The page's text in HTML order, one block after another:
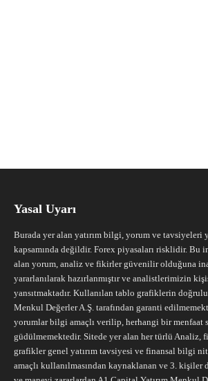
Yasal Uyarı
Burada yer alan yatırım bilgi, yorum ve tavsiyeleri
kapsamında değildir. Forex piyasaları risklidir. Bu
alan yorum, analiz ve fikirler güvenilir olduğuna
yararlanılarak hazırlanmıştır ve analistlerimizin
yansıtmaktadır. Kullanılan tablo grafiklerin
Menkul Değerler A.Ş. tarafından garanti
yorumlar bilgi amaçlı verilip, herhangi bir menfaat
güdülmemektedir. Sitede yer alan her türlü Analiz,
grafikler genel yatırım tavsiyesi ve finansal bilgi
amaçlı kullanılmasından kaynaklanan ve 3. kişiler